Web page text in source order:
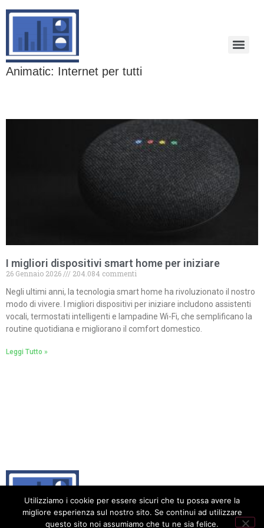
Animatic: Internet per tutti
I migliori dispositivi smart home per iniziare
26 Gennaio 2026
204.084 commenti
Negli ultimi anni, la tecnologia smart home ha rivoluzionato il nostro
modo di vivere. I migliori dispositivi per iniziare includono assistenti
vocali, termostati intelligenti e lampadine Wi-Fi, che semplificano la
routine quotidiana e migliorano il comfort domestico.
Leggi Tutto »
Utilizziamo i cookie per essere sicuri che tu possa avere la
migliore esperienza sul nostro sito. Se continui ad utilizzare
questo sito noi assumiamo che tu ne sia felice.